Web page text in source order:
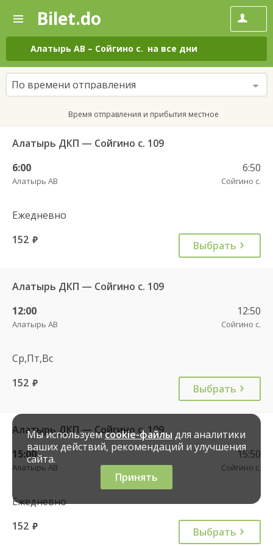
—
Поиск
и
покупка
билетов
на
автобус
онлайн
Bilet.do
Алатырь АВ – Сойгино с. на все дни
По времени отправления
Время отправления и прибытия местное
Алатырь ДКП — Сойгино с. 109
6:00
Алатырь АВ
6:50
Сойгино с.
Ежедневно
152 руб. Выбрать
Алатырь ДКП — Сойгино с. 109
12:00
Алатырь АВ
12:50
Сойгино с.
Ср,Пт,Вс
152 руб. Выбрать
Алатырь ДКП — Сойгино с. 109
15:00
Алатырь АВ
15:50
Сойгино с.
Ежедневно
152 руб. Выбрать
Мы используемcookie-файлы для аналитики
ваших действий, рекомендаций и улучшения
сайта.
Принять